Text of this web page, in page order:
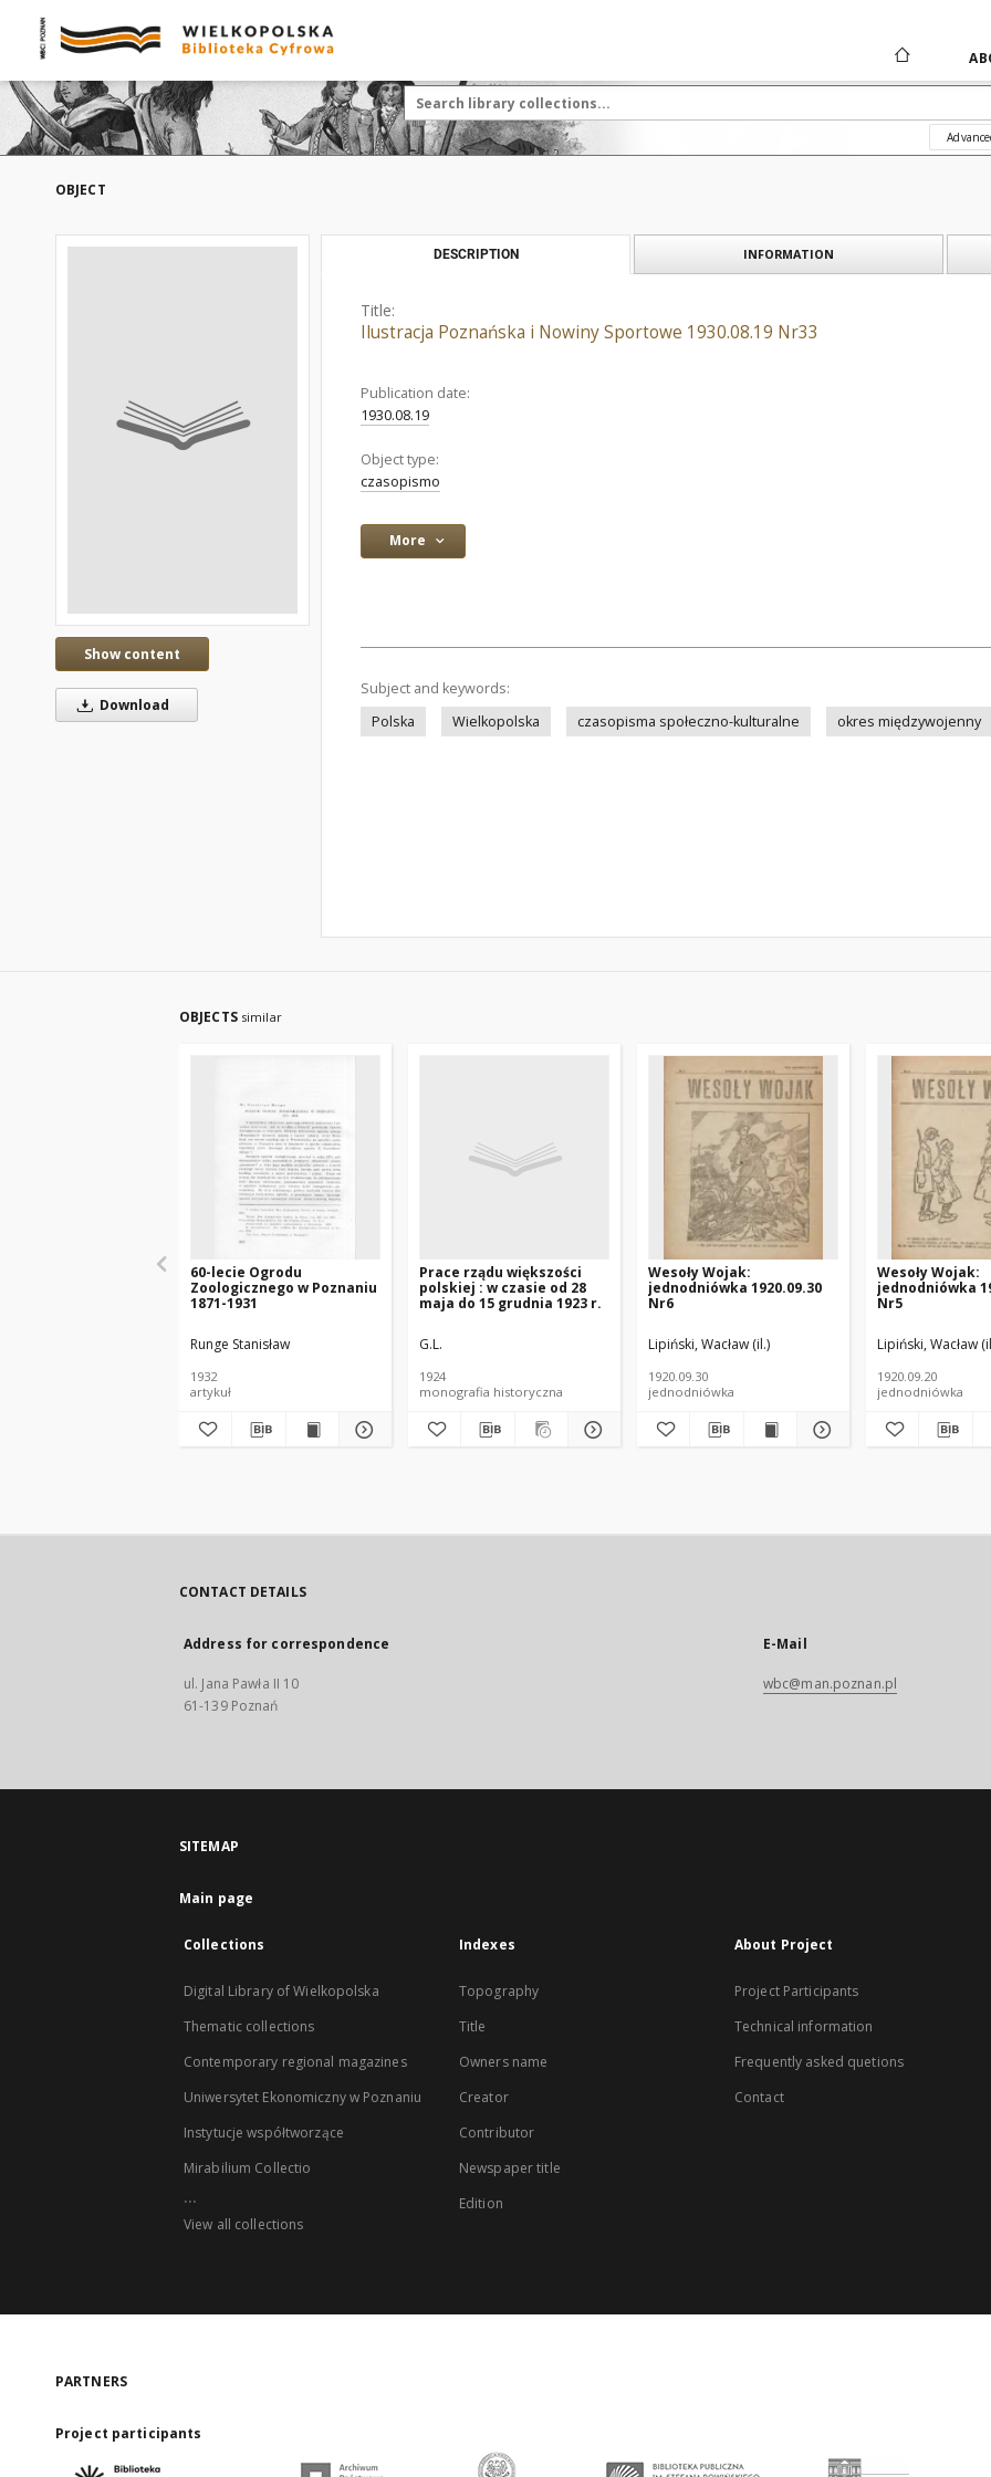
OBJECT
Show content
Download
DESCRIPTION INFORMATION
Title:
Ilustracja Poznańska i Nowiny Sportowe 1930.08.19 Nr33
Publication date:
1930.08.19
Object type:
czasopismo
More
Subject and keywords:
Polska
Wielkopolska czasopisma społeczno-kulturalne okres międzywojenny
OBJECTS similar
60-lecie Ogrodu
Zoologicznego w Poznaniu
1871-1931
Runge Stanisław
1932
artykuł
Prace rządu większości
polskiej : w czasie od 28
maja do 15 grudnia 1923 r.
G.L.
1924
monografia historyczna
Wesoły Wojak:
jednodniówka 1920.09.30
Nr6
Lipiński, Wacław (il.)
1920.09.30
jednodniówka
Wesoły Wojak:
jednodniówka
Nr5
Lipiński, Wacław
1920.09.20
jednodniówka
CONTACT DETAILS
Address for correspondence
ul. Jana Pawła II 10
61-139 Poznań
E-Mail
wbc@man.poznan.pl
SITEMAP
Main page
Collections
Digital Library of Wielkopolska
Thematic collections
Contemporary regional magazines
Uniwersytet Ekonomiczny w Poznaniu
Instytucje współtworzące
Mirabilium Collectio
...
View all collections
Indexes
Topography
Title
Owners name
Creator
Contributor
Newspaper title
Edition
About Project
Project Participants
Technical information
Frequently asked quetions
Contact
PARTNERS
Project participants